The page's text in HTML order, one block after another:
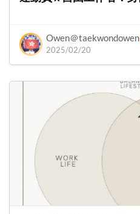
Owen＠taekwondowen
2025/02/20